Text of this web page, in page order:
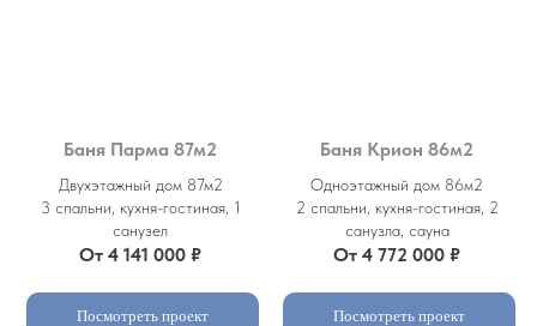
Баня Парма 87м2
Двухэтажный дом 87м2
3 спальни, кухня-гостиная, 1
санузел
От 4 141 000 ₽
Посмотреть проект
Баня Крион 86м2
Одноэтажный дом 86м2
2 спальни, кухня-гостиная, 2
санузла, сауна
От 4 772 000 ₽
Посмотреть проект